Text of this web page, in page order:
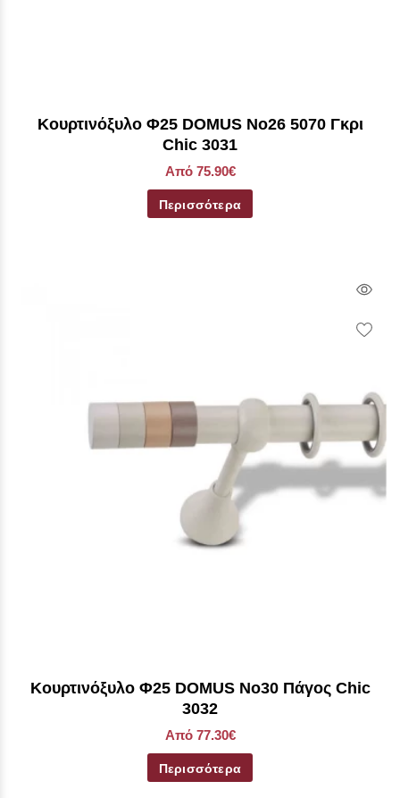
Kουρτινόξυλο Φ25 DOMUS No26 5070 Γκρι
Chic 3031
Από 75.90€
Περισσότερα
Kουρτινόξυλο Φ25 DOMUS No30 Πάγος Chic
3032
Από 77.30€
Περισσότερα